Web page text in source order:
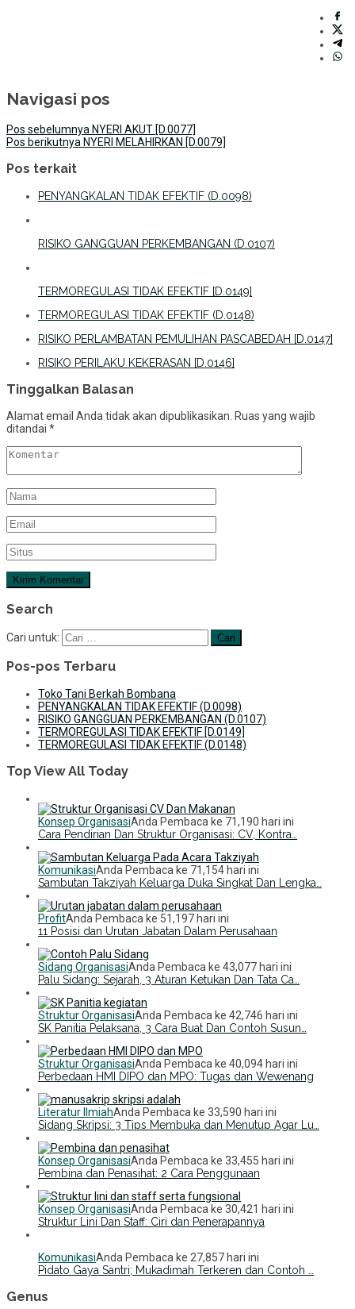
Navigasi pos
Pos sebelumnya NYERI AKUT [D.0077]
Pos berikutnya NYERI MELAHIRKAN [D.0079]
Pos terkait
PENYANGKALAN TIDAK EFEKTIF (D.0098)
RISIKO GANGGUAN PERKEMBANGAN (D.0107)
TERMOREGULASI TIDAK EFEKTIF [D.0149]
TERMOREGULASI TIDAK EFEKTIF (D.0148)
RISIKO PERLAMBATAN PEMULIHAN PASCABEDAH [D.0147]
RISIKO PERILAKU KEKERASAN [D.0146]
Tinggalkan Balasan
Alamat email Anda tidak akan dipublikasikan. Ruas yang wajib
ditandai *
Search
Cari untuk:
Pos-pos Terbaru
Toko Tani Berkah Bombana
PENYANGKALAN TIDAK EFEKTIF (D.0098)
RISIKO GANGGUAN PERKEMBANGAN (D.0107)
TERMOREGULASI TIDAK EFEKTIF [D.0149]
TERMOREGULASI TIDAK EFEKTIF (D.0148)
Top View All Today
Konsep OrganisasiAnda Pembaca ke 71,190 hari ini
Cara Pendirian Dan Struktur Organisasi: CV, Kontra…
KomunikasiAnda Pembaca ke 71,154 hari ini
Sambutan Takziyah Keluarga Duka Singkat Dan Lengka…
ProfitAnda Pembaca ke 51,197 hari ini
11 Posisi dan Urutan Jabatan Dalam Perusahaan
Sidang OrganisasiAnda Pembaca ke 43,077 hari ini
Palu Sidang: Sejarah, 3 Aturan Ketukan Dan Tata Ca…
Struktur OrganisasiAnda Pembaca ke 42,746 hari ini
SK Panitia Pelaksana, 3 Cara Buat Dan Contoh Susun…
Struktur OrganisasiAnda Pembaca ke 40,094 hari ini
Perbedaan HMI DIPO dan MPO: Tugas dan Wewenang
Literatur IlmiahAnda Pembaca ke 33,590 hari ini
Sidang Skripsi: 3 Tips Membuka dan Menutup Agar Lu…
Konsep OrganisasiAnda Pembaca ke 33,455 hari ini
Pembina dan Penasihat: 2 Cara Penggunaan
Konsep OrganisasiAnda Pembaca ke 30,421 hari ini
Struktur Lini Dan Staff: Ciri dan Penerapannya
KomunikasiAnda Pembaca ke 27,857 hari ini
Pidato Gaya Santri; Mukadimah Terkeren dan Contoh …
Genus